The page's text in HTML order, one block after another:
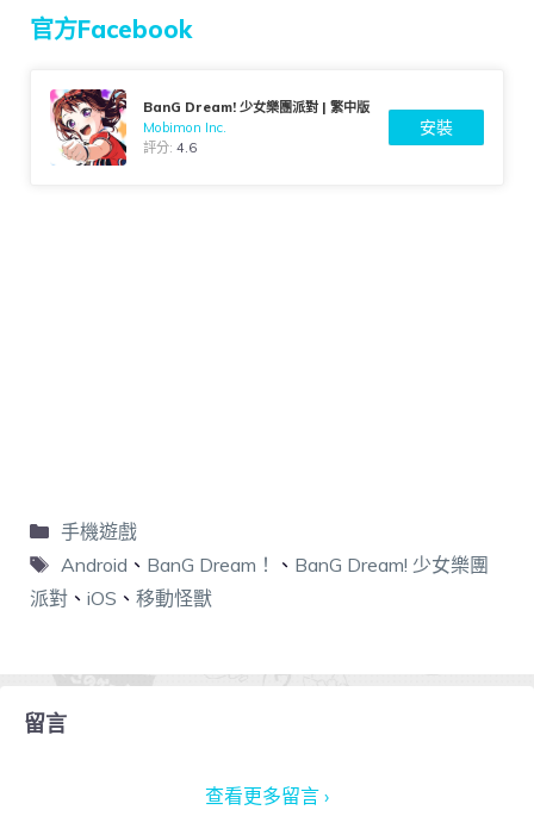
官方Facebook
BanG Dream! 少女樂團派對 | 繁中版
Mobimon Inc.
評分:4.6
安裝
手機遊戲
Android 、 BanG Dream！ 、 BanG Dream! 少女樂團
派對 、 iOS 、 移動怪獸
留言
查看更多留言 ›